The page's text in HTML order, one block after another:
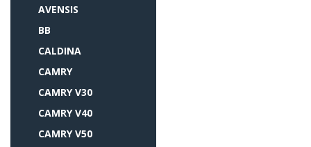
AVENSIS
BB
CALDINA
CAMRY
CAMRY V30
CAMRY V40
CAMRY V50